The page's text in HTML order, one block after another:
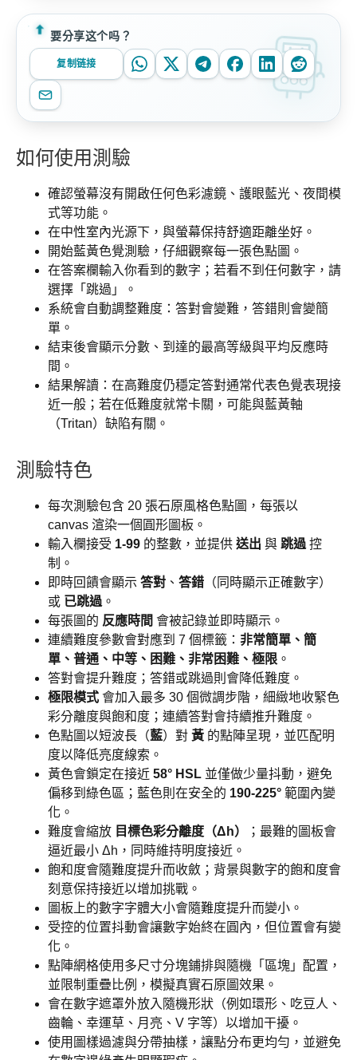
要分享这个吗？
复制链接
如何使用測驗
確認螢幕沒有開啟任何色彩濾鏡、護眼藍光、夜間模
式等功能。
在中性室內光源下，與螢幕保持舒適距離坐好。
開始藍黃色覺測驗，仔細觀察每一張色點圖。
在答案欄輸入你看到的數字；若看不到任何數字，請
選擇「跳過」。
系統會自動調整難度：答對會變難，答錯則會變簡
單。
結束後會顯示分數、到達的最高等級與平均反應時
間。
結果解讀：在高難度仍穩定答對通常代表色覺表現接
近一般；若在低難度就常卡關，可能與藍黃軸
（Tritan）缺陷有關。
測驗特色
每次測驗包含 20 張石原風格色點圖，每張以
canvas 渲染一個圓形圖板。
輸入欄接受 1-99 的整數，並提供 送出 與 跳過 控
制。
即時回饋會顯示 答對 、 答錯 （同時顯示正確數字）
或 已跳過 。
每張圖的 反應時間 會被記錄並即時顯示。
連續難度參數會對應到 7 個標籤： 非常簡單、簡
單、普通、中等、困難、非常困難、極限 。
答對會提升難度；答錯或跳過則會降低難度。
極限模式 會加入最多 30 個微調步階，細緻地收緊色
彩分離度與飽和度；連續答對會持續推升難度。
色點圖以短波長（藍）對 黃 的點陣呈現，並匹配明
度以降低亮度線索。
黃色會鎖定在接近 58° HSL 並僅做少量抖動，避免
偏移到綠色區；藍色則在安全的 190-225° 範圍內變
化。
難度會縮放 目標色彩分離度（Δh）
；最難的圖板會
逼近最小 Δh，同時維持明度接近。
飽和度會隨難度提升而收斂；背景與數字的飽和度會
刻意保持接近以增加挑戰。
圖板上的數字字體大小會隨難度提升而變小。
受控的位置抖動會讓數字始終在圓內，但位置會有變
化。
點陣網格使用多尺寸分塊鋪排與隨機「區塊」配置，
並限制重疊比例，模擬真實石原圖效果。
會在數字遮罩外放入隨機形狀（例如環形、吃豆人、
齒輪、幸運草、月亮、V 字等）以增加干擾。
使用圖樣過濾與分帶抽樣，讓點分布更均勻，並避免